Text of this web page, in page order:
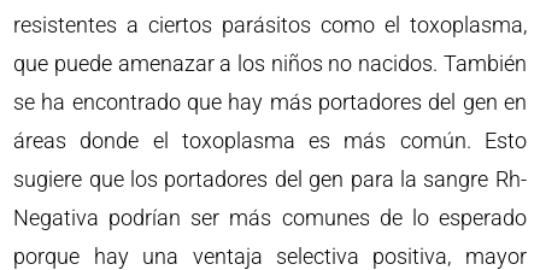
resistentes a ciertos parásitos como el toxoplasma,
que puede amenazar a los niños no nacidos. También
se ha encontrado que hay más portadores del gen en
áreas donde el toxoplasma es más común. Esto
sugiere que los portadores del gen para la sangre Rh-
Negativa podrían ser más comunes de lo esperado
porque hay una ventaja selectiva positiva, mayor